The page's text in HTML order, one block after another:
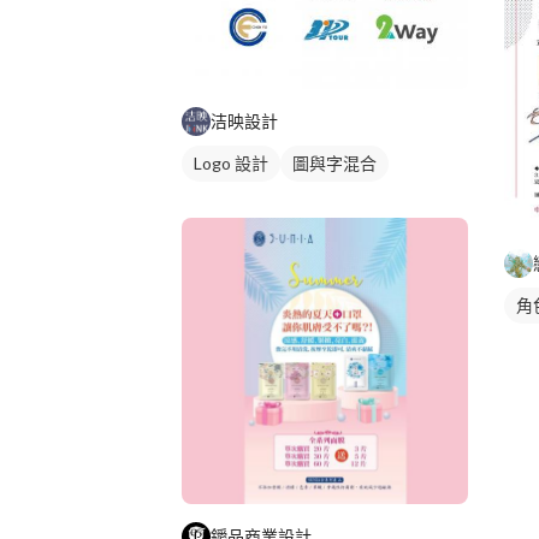
洁映設計
Logo 設計 圖與字混合
角